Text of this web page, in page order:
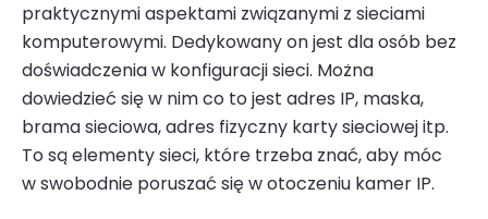
praktycznymi aspektami związanymi z sieciami
komputerowymi. Dedykowany on jest dla osób bez
doświadczenia w konfiguracji sieci. Można
dowiedzieć się w nim co to jest adres IP, maska,
brama sieciowa, adres fizyczny karty sieciowej itp.
To są elementy sieci, które trzeba znać, aby móc
w swobodnie poruszać się w otoczeniu kamer IP.